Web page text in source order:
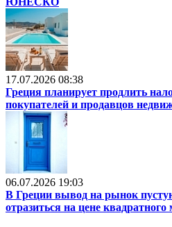
17.07.2026 08:38
Греция планирует продлить
покупателей и продавцов
06.07.2026 19:03
В Греции вывод на рынок
отразиться на цене квадратного